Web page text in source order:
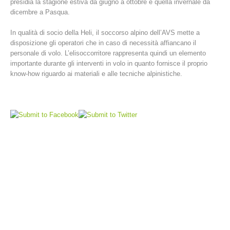
presidia la stagione estiva da giugno a ottobre e quella invernale da
dicembre a Pasqua.
In qualità di socio della Heli, il soccorso alpino dell’AVS mette a
disposizione gli operatori che in caso di necessità affiancano il
personale di volo. L’elisoccorritore rappresenta quindi un elemento
importante durante gli interventi in volo in quanto fornisce il proprio
know-how riguardo ai materiali e alle tecniche alpinistiche.